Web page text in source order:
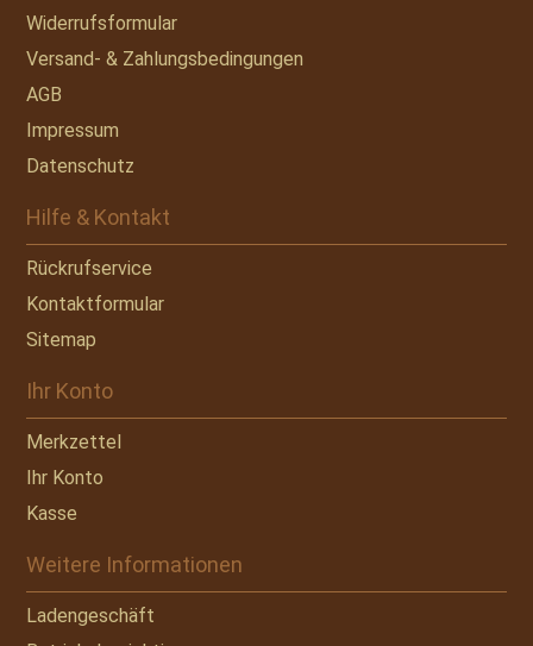
Widerrufsformular
Versand- & Zahlungsbedingungen
AGB
Impressum
Datenschutz
Hilfe & Kontakt
Rückrufservice
Kontaktformular
Sitemap
Ihr Konto
Merkzettel
Ihr Konto
Kasse
Weitere Informationen
Ladengeschäft